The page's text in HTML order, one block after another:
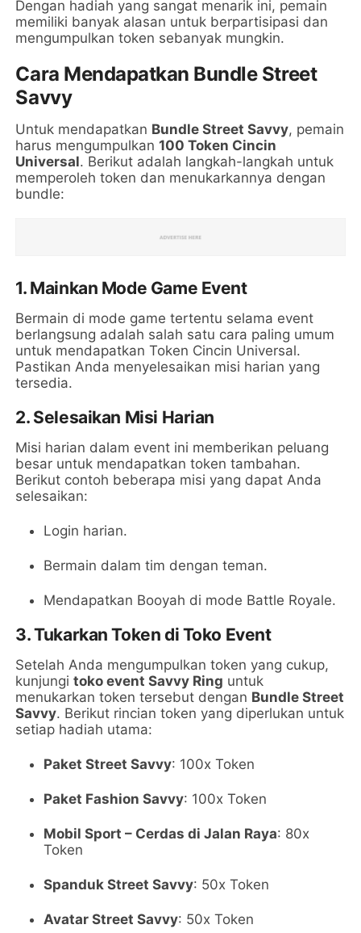
Dengan hadiah yang sangat menarik ini, pemain
memiliki banyak alasan untuk berpartisipasi dan
mengumpulkan token sebanyak mungkin.
Cara Mendapatkan Bundle Street
Savvy
Untuk mendapatkan Bundle Street Savvy, pemain
harus mengumpulkan100 Token Cincin
Universal. Berikut adalah langkah-langkah untuk
memperoleh token dan menukarkannya dengan
bundle:
1. Mainkan Mode Game Event
Bermain di mode game tertentu selama event
berlangsung adalah salah satu cara paling umum
untuk mendapatkan Token Cincin Universal.
Pastikan Anda menyelesaikan misi harian yang
tersedia.
2. Selesaikan Misi Harian
Misi harian dalam event ini memberikan peluang
besar untuk mendapatkan token tambahan.
Berikut contoh beberapa misi yang dapat Anda
selesaikan:
Login harian.
Bermain dalam tim dengan teman.
Mendapatkan Booyah di mode Battle Royale.
3. Tukarkan Token di Toko Event
Setelah Anda mengumpulkan token yang cukup,
kunjungitoko event Savvy Ring untuk
menukarkan token tersebut dengan Bundle Street
Savvy. Berikut rincian token yang diperlukan untuk
setiap hadiah utama:
Paket Street Savvy: 100x Token
Paket Fashion Savvy: 100x Token
Mobil Sport – Cerdas di Jalan Raya: 80x
Token
Spanduk Street Savvy: 50x Token
Avatar Street Savvy: 50x Token